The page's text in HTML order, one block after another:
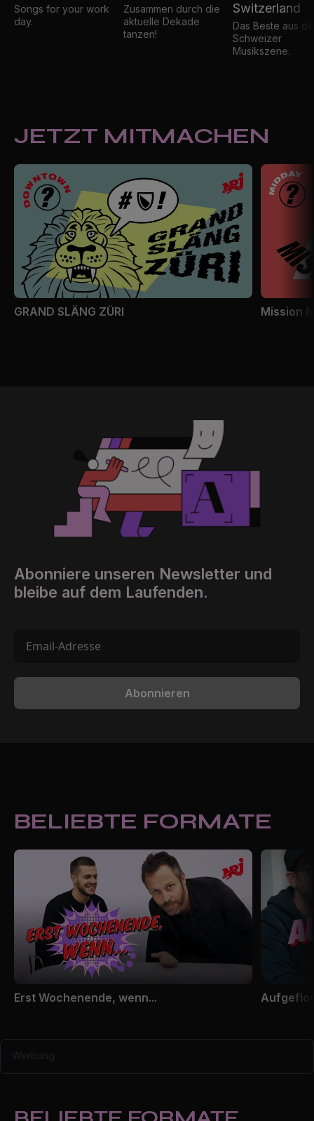
Songs for your work
day.
Zusammen durch die
aktuelle Dekade
tanzen!
Switzerland
Das Beste aus
Schweizer
Musikszene.
JETZT MITMACHEN
GRAND SLÄNG ZÜRI Mission
Abonniere unseren Newsletter und
bleibe auf dem Laufenden.
Abonnieren
BELIEBTE FORMATE
Erst Wochenende, wenn...
Werbung